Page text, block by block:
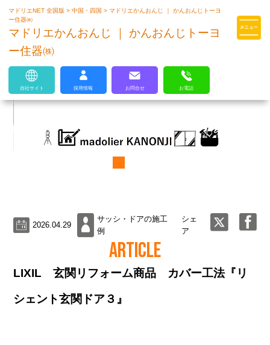
マドリエはLIXILの厳しい基準を
マドリエNET 全国版>中国・四国>マドリエかんおんじ ｜ かんおんじトーヨ
ー住器㈱
マドリエかんおんじ ｜ かんおんじトーヨ
ー住器㈱
自社サイト 採用情報 お問合せ お電話
2026.04.29
サッシ・ドアの施工
例
シェ
ア
ARTICLE
LIXIL 玄関リフォーム商品 カバー工法『リ
シェント玄関ドア３』